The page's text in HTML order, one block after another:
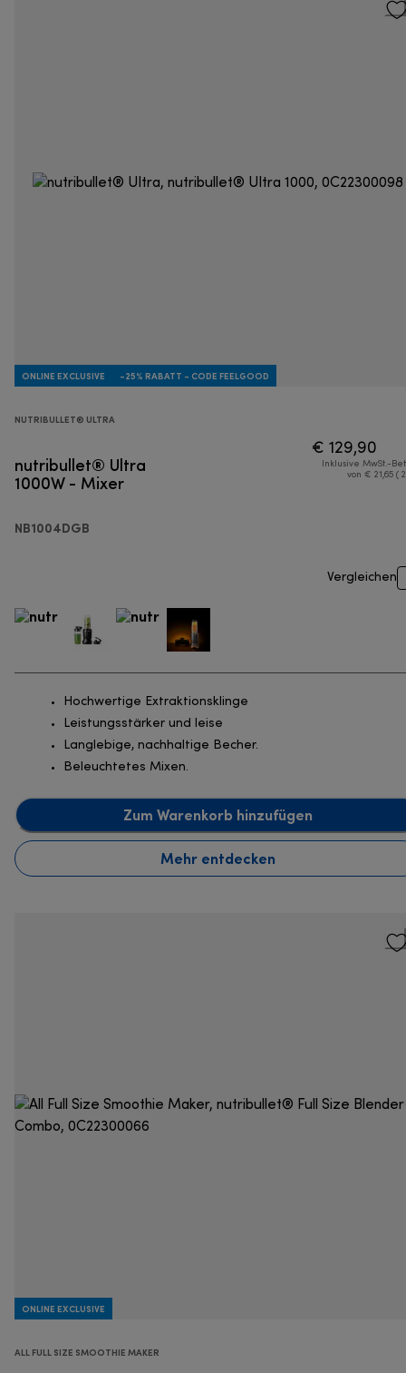
ONLINE EXCLUSIVE -25% RABATT - CODE FEELGOOD
NUTRIBULLET® ULTRA
nutribullet® Ultra
1000W - Mixer
NB1004DGB
€ 129,90
Inklusive MwSt.-
von € 21,65 (
Vergleichen
Hochwertige Extraktionsklinge
Leistungsstärker und leise
Langlebige, nachhaltige Becher.
Beleuchtetes Mixen.
Zum Warenkorb hinzufügen
Mehr entdecken
ONLINE EXCLUSIVE
ALL FULL SIZE SMOOTHIE MAKER